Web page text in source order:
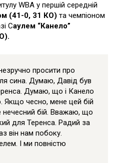
WBA у першій середній
(41-0, 31 КО) та чемпіоном
Саулем “Канело”
просити про
сина. Думаю, Давід був
Думаю, що і Канело
Якщо чесно, мене цей бій
бій. Вважаю, що
для Теренса. Радий за
він нам побоку.
І ми повністю